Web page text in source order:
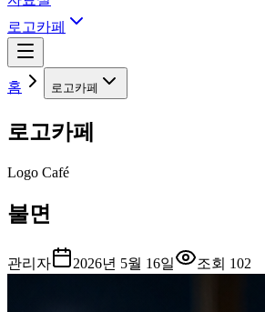
로고카페
홈 로고카페
로고카페
Logo Café
불면
관리자 2026년 5월 16일 조회 102